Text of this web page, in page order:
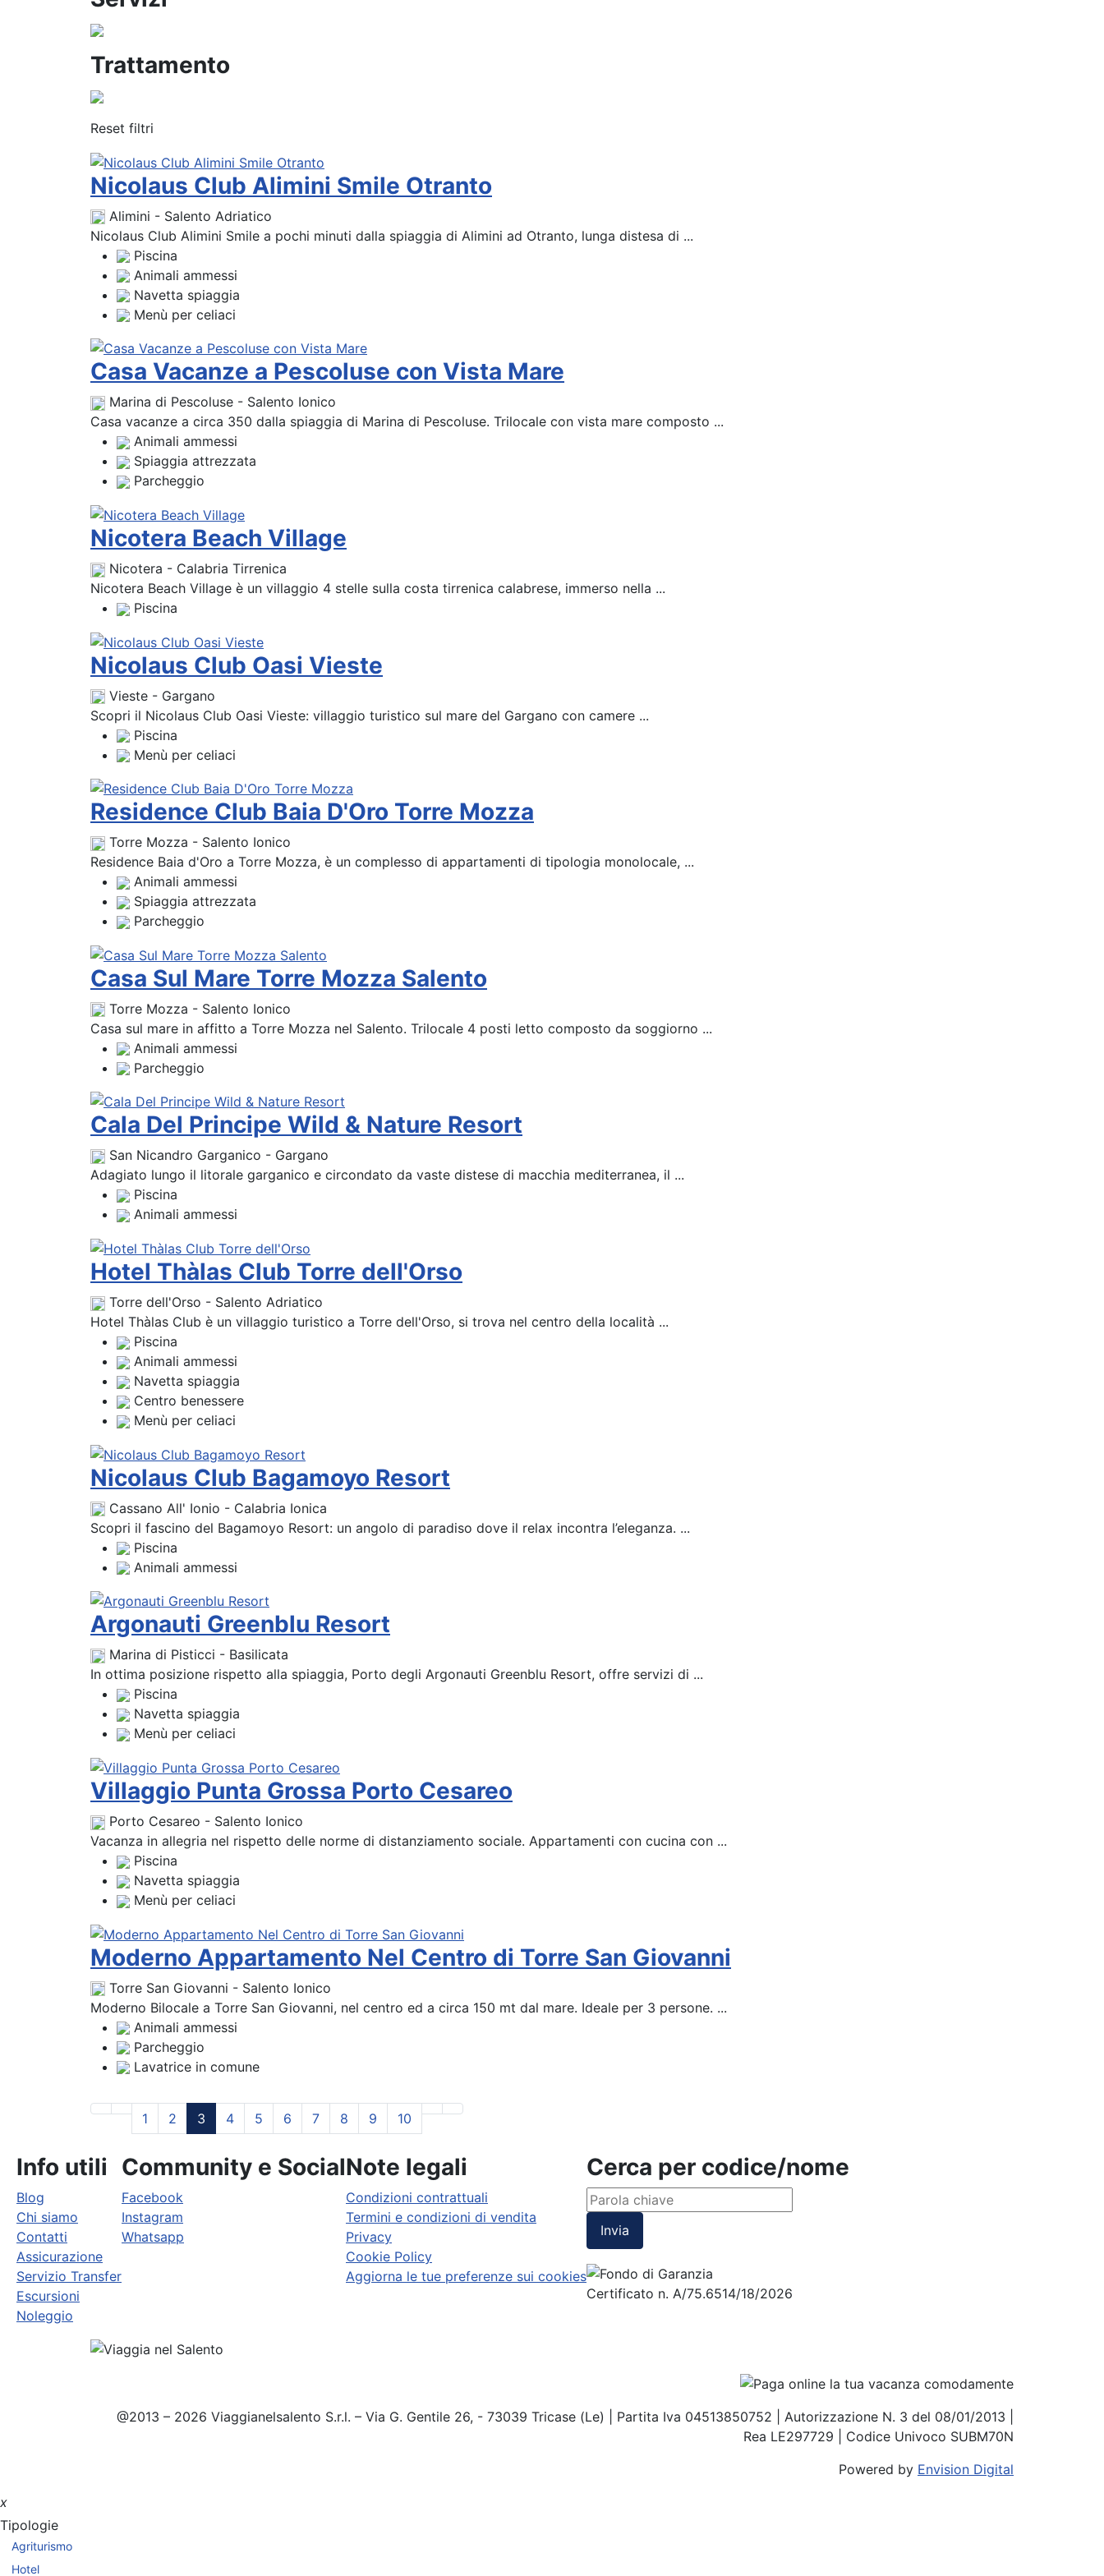
Trattamento
Reset filtri
Nicolaus Club Alimini Smile Otranto
Alimini - Salento Adriatico
Nicolaus Club Alimini Smile a pochi minuti dalla spiaggia di Alimini ad Otranto, lunga distesa di ...
Piscina
Animali ammessi
Navetta spiaggia
Menù per celiaci
Casa Vacanze a Pescoluse con Vista Mare
Marina di Pescoluse - Salento Ionico
Casa vacanze a circa 350 dalla spiaggia di Marina di Pescoluse. Trilocale con vista mare composto ...
Animali ammessi
Spiaggia attrezzata
Parcheggio
Nicotera Beach Village
Nicotera - Calabria Tirrenica
Nicotera Beach Village è un villaggio 4 stelle sulla costa tirrenica calabrese, immerso nella ...
Piscina
Nicolaus Club Oasi Vieste
Vieste - Gargano
Scopri il Nicolaus Club Oasi Vieste: villaggio turistico sul mare del Gargano con camere ...
Piscina
Menù per celiaci
Residence Club Baia D'Oro Torre Mozza
Torre Mozza - Salento Ionico
Residence Baia d'Oro a Torre Mozza, è un complesso di appartamenti di tipologia monolocale, ...
Animali ammessi
Spiaggia attrezzata
Parcheggio
Casa Sul Mare Torre Mozza Salento
Torre Mozza - Salento Ionico
Casa sul mare in affitto a Torre Mozza nel Salento. Trilocale 4 posti letto composto da soggiorno ...
Animali ammessi
Parcheggio
Cala Del Principe Wild & Nature Resort
San Nicandro Garganico - Gargano
Adagiato lungo il litorale garganico e circondato da vaste distese di macchia mediterranea, il ...
Piscina
Animali ammessi
Hotel Thàlas Club Torre dell'Orso
Torre dell'Orso - Salento Adriatico
Hotel Thàlas Club è un villaggio turistico a Torre dell'Orso, si trova nel centro della località ...
Piscina
Animali ammessi
Navetta spiaggia
Centro benessere
Menù per celiaci
Nicolaus Club Bagamoyo Resort
Cassano All' Ionio - Calabria Ionica
Scopri il fascino del Bagamoyo Resort: un angolo di paradiso dove il relax incontra l’eleganza. ...
Piscina
Animali ammessi
Argonauti Greenblu Resort
Marina di Pisticci - Basilicata
In ottima posizione rispetto alla spiaggia, Porto degli Argonauti Greenblu Resort, offre servizi di ...
Piscina
Navetta spiaggia
Menù per celiaci
Villaggio Punta Grossa Porto Cesareo
Porto Cesareo - Salento Ionico
Vacanza in allegria nel rispetto delle norme di distanziamento sociale. Appartamenti con cucina con ...
Piscina
Navetta spiaggia
Menù per celiaci
Moderno Appartamento Nel Centro di Torre San Giovanni
Torre San Giovanni - Salento Ionico
Moderno Bilocale a Torre San Giovanni, nel centro ed a circa 150 mt dal mare. Ideale per 3 persone. ...
Animali ammessi
Parcheggio
Lavatrice in comune
1 2 3 4 5 6 7 8 9 10
Info utili
Blog
Chi siamo
Contatti
Assicurazione
Servizio Transfer
Escursioni
Noleggio
Community e Social
Facebook
Instagram
Whatsapp
Note legali
Condizioni contrattuali
Termini e condizioni di vendita
Privacy
Cookie Policy
Aggiorna le tue preferenze sui cookies
Cerca per codice/nome
Invia
Certificato n. A/75.6514/18/2026
@2013 – 2026 Viaggianelsalento S.r.l. – Via G. Gentile 26, - 73039 Tricase (Le) | Partita Iva 04513850752 | Autorizzazione N. 3 del 08/01/2013 |
Rea LE297729 | Codice Univoco SUBM70N
Powered by Envision Digital
x
Tipologie
Agriturismo
Hotel